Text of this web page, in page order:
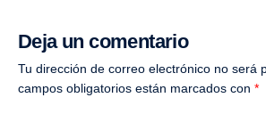
Deja un comentario
Tu dirección de correo electrónico no será
campos obligatorios están marcados con *